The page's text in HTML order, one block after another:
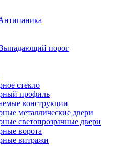
порог
стекло
профиль
конструкции
металлические двери
светопрозрачные двери
ворота
витражи